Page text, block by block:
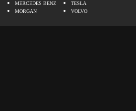
MERCEDES BENZ
MORGAN
TESLA
VOLVO